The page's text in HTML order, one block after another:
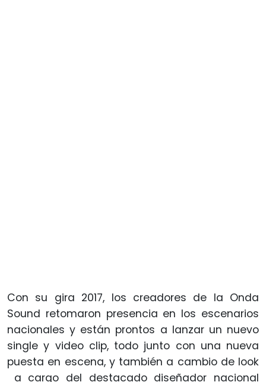
Con su gira 2017, los creadores de la Onda
Sound retomaron presencia en los escenarios
nacionales y están prontos a lanzar un nuevo
single y video clip, todo junto con una nueva
puesta en escena, y también a cambio de look
a cargo del destacado diseñador nacional